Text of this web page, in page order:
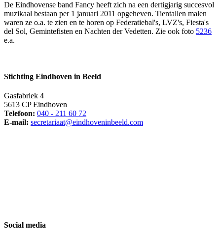
De Eindhovense band Fancy heeft zich na een dertigjarig succesvol
muzikaal bestaan per 1 januari 2011 opgeheven. Tientallen malen
waren ze o.a. te zien en te horen op Federatiebal's, LVZ's, Fiesta's
del Sol, Gemintefisten en Nachten der Vedetten. Zie ook foto 5236
e.a.
Stichting Eindhoven in Beeld
Gasfabriek 4
5613 CP Eindhoven
Telefoon: 040 - 211 60 72
E-mail: secretariaat@eindhoveninbeeld.com
Social media